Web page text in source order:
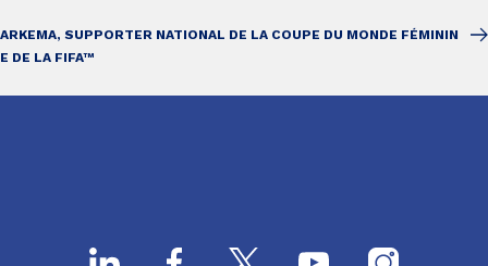
ARKEMA, SUPPORTER NATIONAL DE LA COUPE DU MONDE FÉMININ
E DE LA FIFA™